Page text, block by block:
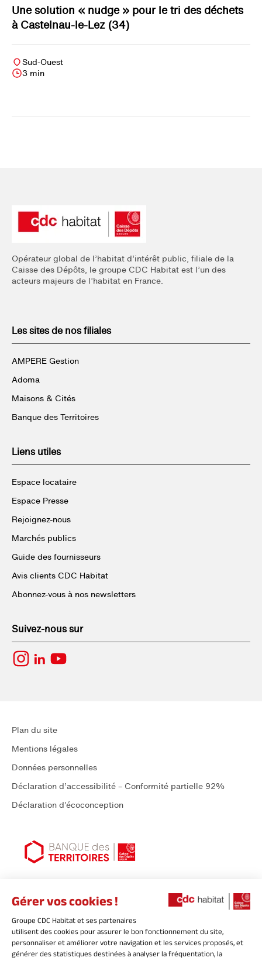
Une solution « nudge » pour le tri des déchets
à Castelnau-le-Lez (34)
Sud-Ouest
3 min
Opérateur global de l’habitat d’intérêt public, filiale de la
Caisse des Dépôts, le groupe CDC Habitat est l’un des
acteurs majeurs de l’habitat en France.
Les sites de nos filiales
AMPERE Gestion
Adoma
Maisons & Cités
Banque des Territoires
Liens utiles
Espace locataire
Espace Presse
Rejoignez-nous
Marchés publics
Guide des fournisseurs
Avis clients CDC Habitat
Abonnez-vous à nos newsletters
Suivez-nous sur
Plan du site
Mentions légales
Données personnelles
Déclaration d’accessibilité – Conformité partielle 92%
Déclaration d’écoconception